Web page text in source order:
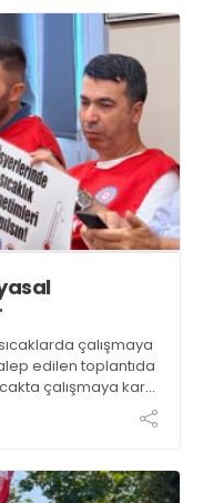
çalışmaya
edilen toplantıda
çalışmaya karşı
dedi